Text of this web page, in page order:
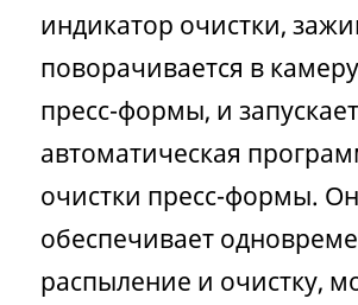
индикатор очистки,
поворачивается в
пресс-формы, и
автоматическая
очистки пресс-формы.
обеспечивает
распыление и очистку,